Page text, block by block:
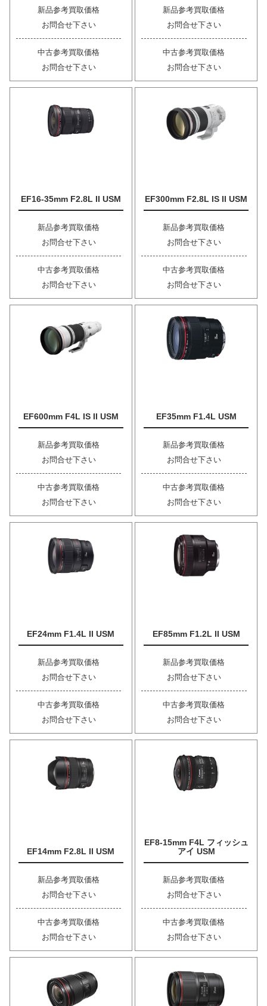
新品参考買取価格
お問合せ下さい
中古参考買取価格
お問合せ下さい
新品参考買取価格
お問合せ下さい
中古参考買取価格
お問合せ下さい
EF16-35mm F2.8L II USM
新品参考買取価格
お問合せ下さい
中古参考買取価格
お問合せ下さい
EF300mm F2.8L IS II USM
新品参考買取価格
お問合せ下さい
中古参考買取価格
お問合せ下さい
EF600mm F4L IS II USM
新品参考買取価格
お問合せ下さい
中古参考買取価格
お問合せ下さい
EF35mm F1.4L USM
新品参考買取価格
お問合せ下さい
中古参考買取価格
お問合せ下さい
EF24mm F1.4L II USM
新品参考買取価格
お問合せ下さい
中古参考買取価格
お問合せ下さい
EF85mm F1.2L II USM
新品参考買取価格
お問合せ下さい
中古参考買取価格
お問合せ下さい
EF14mm F2.8L II USM
新品参考買取価格
お問合せ下さい
中古参考買取価格
お問合せ下さい
EF8-15mm F4L フィッシュ
アイ USM
新品参考買取価格
お問合せ下さい
中古参考買取価格
お問合せ下さい